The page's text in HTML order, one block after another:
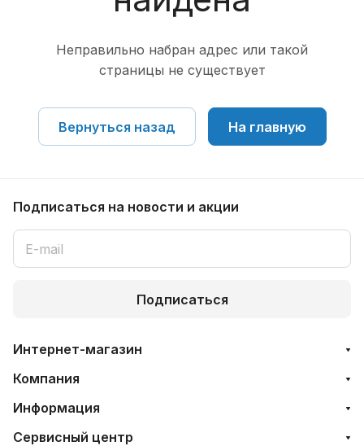
Неправильно набран адрес или такой
страницы не существует
Вернуться назад На главную
Подписаться на новости и акции
Подписаться
Интернет-магазин
Компания
Информация
Сервисный центр